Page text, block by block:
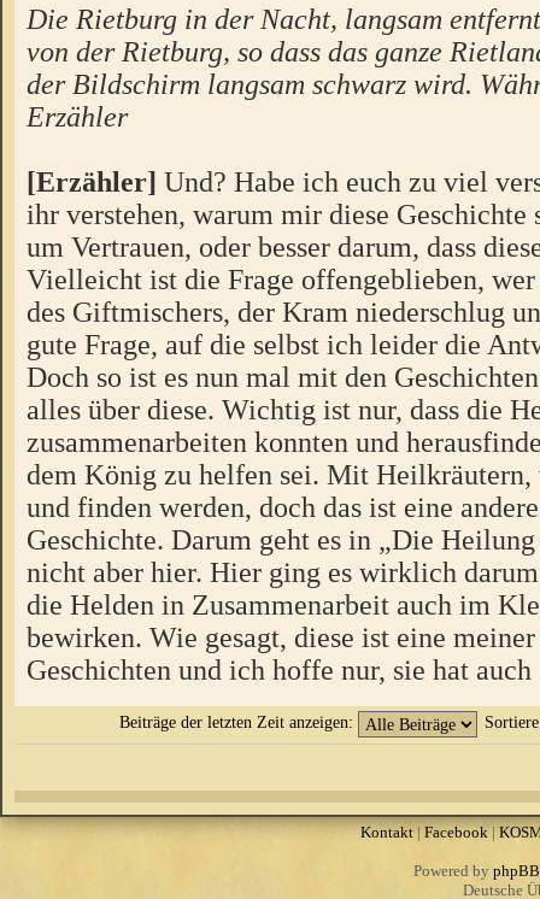
Die Rietburg in der Nacht, langsam
von der Rietburg, so dass das ganze
der Bildschirm langsam schwarz wird.
Erzähler
[Erzähler] Und? Habe ich euch zu viel
ihr verstehen, warum mir diese Geschichte
um Vertrauen, oder besser darum, dass
Vielleicht ist die Frage offengeblieben,
des Giftmischers, der Kram niederschlug
gute Frage, auf die selbst ich leider die
Doch so ist es nun mal mit den
alles über diese. Wichtig ist nur, dass die
zusammenarbeiten konnten und
dem König zu helfen sei. Mit Heilkräutern,
und finden werden, doch das ist eine
Geschichte. Darum geht es in „Die
nicht aber hier. Hier ging es wirklich
die Helden in Zusammenarbeit auch im
bewirken. Wie gesagt, diese ist eine
Geschichten und ich hoffe nur, sie hat
Beiträge der letzten Zeit anzeigen:
Kontakt| Facebook |
Powered by phpBB
Deutsche